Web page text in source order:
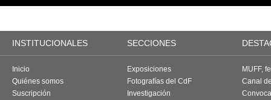
INSTITUCIONALES SECCIONES
Inicio
Quiénes somos
Suscripción
Exposiciones
Fotografías del CdF
Investigación
MUFF,
Canal